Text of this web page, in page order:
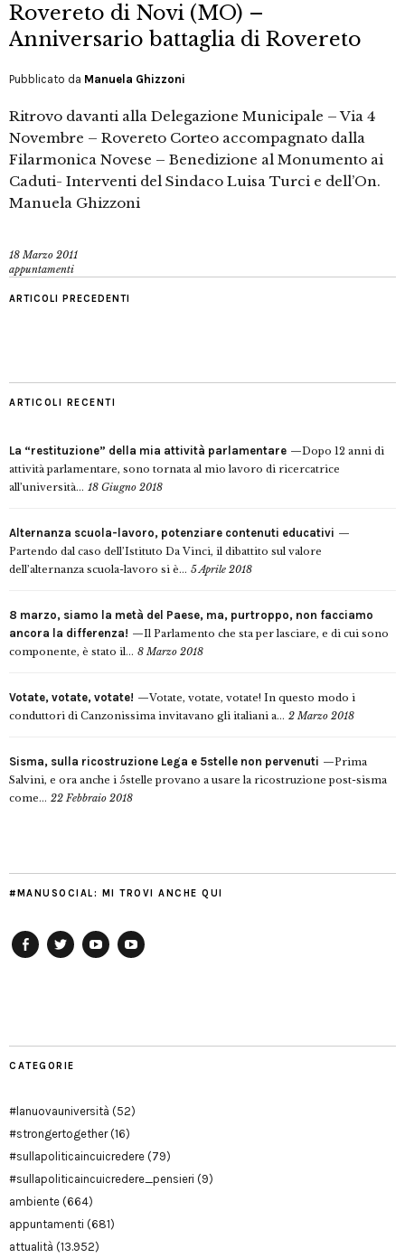
Rovereto di Novi (MO) –
Anniversario battaglia di Rovereto
Pubblicato da Manuela Ghizzoni
Ritrovo davanti alla Delegazione Municipale – Via 4
Novembre – Rovereto Corteo accompagnato dalla
Filarmonica Novese – Benedizione al Monumento ai
Caduti- Interventi del Sindaco Luisa Turci e dell’On.
Manuela Ghizzoni
18 Marzo 2011
appuntamenti
ARTICOLI PRECEDENTI
ARTICOLI RECENTI
La “restituzione” della mia attività parlamentare
Dopo 12 anni di
attività parlamentare, sono tornata al mio lavoro di ricercatrice
all’università... 18 Giugno 2018
Alternanza scuola-lavoro, potenziare contenuti educativi
Partendo dal caso dell’Istituto Da Vinci, il dibattito sul valore
dell’alternanza scuola-lavoro si è... 5 Aprile 2018
8 marzo, siamo la metà del Paese, ma, purtroppo, non facciamo
ancora la differenza!
Il Parlamento che sta per lasciare, e di cui sono
componente, è stato il... 8 Marzo 2018
Votate, votate, votate!
Votate, votate, votate! In questo modo i
conduttori di Canzonissima invitavano gli italiani a... 2 Marzo 2018
Sisma, sulla ricostruzione Lega e 5stelle non pervenuti
Prima
Salvini, e ora anche i 5stelle provano a usare la ricostruzione post-sisma
come... 22 Febbraio 2018
#MANUSOCIAL: MI TROVI ANCHE QUI
CATEGORIE
#lanuovauniversità (52)
#strongertogether(16)
#sullapoliticaincuicredere (79)
#sullapoliticaincuicredere_pensieri (9)
ambiente (664)
appuntamenti (681)
attualità (13.952)